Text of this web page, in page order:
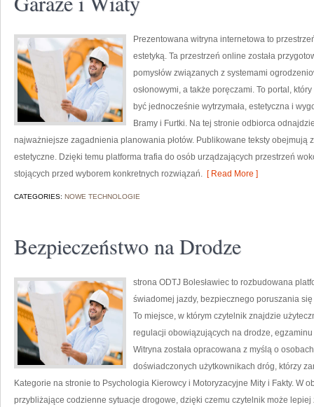
Prezentowana witryna internetowa to
estetyką. Ta przestrzeń online została
pomysłów związanych z systemami
osłonowymi, a także poręczami. To portal,
być jednocześnie wytrzymała, estetyczna i
Bramy i Furtki. Na tej stronie odbiorca
najważniejsze zagadnienia planowania płotów. Publikowane teksty obejmują
estetyczne. Dzięki temu platforma trafia do osób urządzających przestrzeń
stojących przed wyborem konkretnych rozwiązań. [ Read More ]
CATEGORIES: NOWE TECHNOLOGIE
Bezpieczeństwo na Drodze
strona ODTJ Bolesławiec to rozbudowana
świadomej jazdy, bezpiecznego poruszania
To miejsce, w którym czytelnik znajdzie
regulacji obowiązujących na drodze,
Witryna została opracowana z myślą o
doświadczonych użytkownikach dróg, którzy
Kategorie na stronie to Psychologia Kierowcy i Motoryzacyjne Mity i Fakty. W
przybliżające codzienne sytuacje drogowe, dzięki czemu czytelnik może